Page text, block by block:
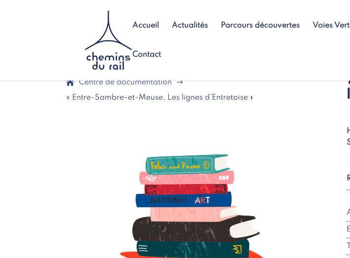
Accueil Actualités Parcours découvertes Voies
Contact
Centre de documentation $
« Entre-Sambre-et-Meuse. Les lignes d’Entretoise »